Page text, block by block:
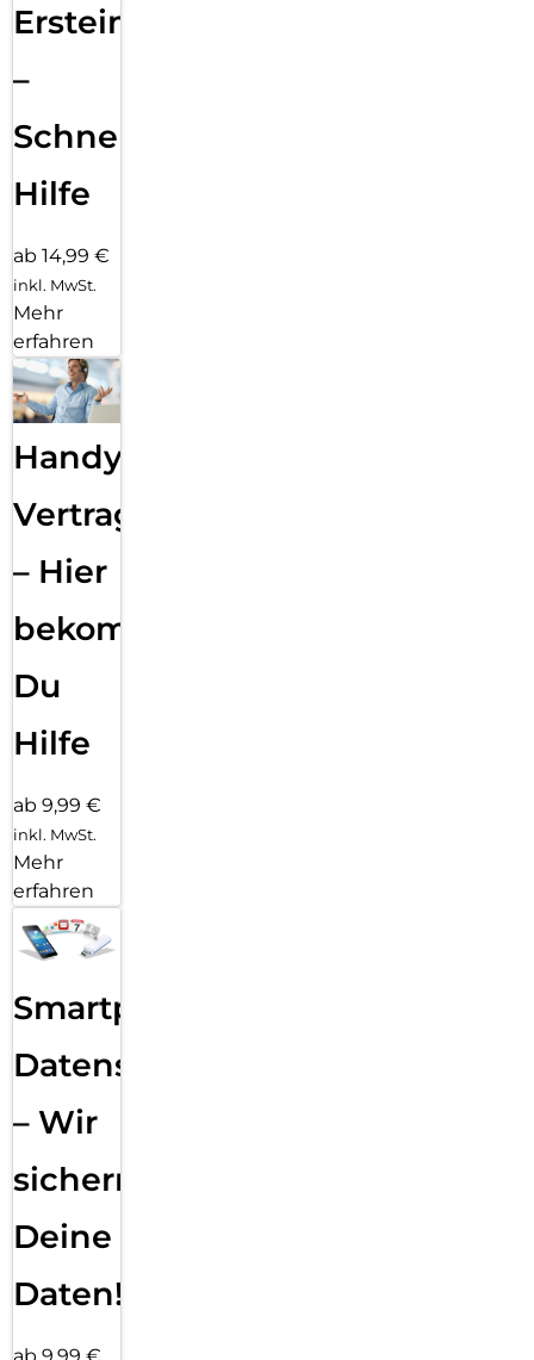
Ersteinrichtung
–
Schnelle
Hilfe
ab 14,99 €
inkl. MwSt.
Mehr
erfahren
Handy
Vertragsabwicklung
– Hier
bekommst
Du
Hilfe
ab 9,99 €
inkl. MwSt.
Mehr
erfahren
Smartphone
Datensicherung
– Wir
sichern
Deine
Daten!